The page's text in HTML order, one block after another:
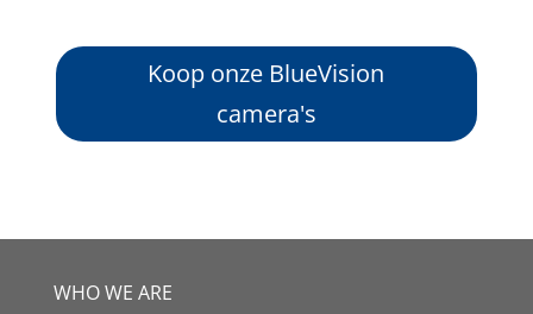
Koop onze BlueVision
camera's
WHO WE ARE